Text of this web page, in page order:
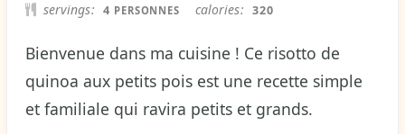
servings 4 PERSONNES calories 320
Bienvenue dans ma cuisine ! Ce risotto de
quinoa aux petits pois est une recette simple
et familiale qui ravira petits et grands.